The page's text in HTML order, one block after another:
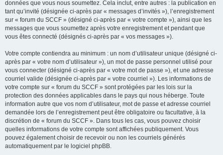
données que vous nous soumettez. Cela inclut, entre autres : la publication en
tant qu’invité (désignée ci-après par « messages d’invités »), l’enregistrement
sur « forum du SCCF » (désigné ci-après par « votre compte »), ainsi que les
messages que vous soumettez après votre enregistrement et pendant que
vous êtes connecté (désignés ci-après par « vos messages »).
Votre compte contiendra au minimum : un nom d’utilisateur unique (désigné ci-
après par « votre nom d’utilisateur »), un mot de passe personnel utilisé pour
vous connecter (désigné ci-après par « votre mot de passe »), et une adresse
courriel valide (désignée ci-après par « votre courriel »). Les informations de
votre compte sur « forum du SCCF » sont protégées par les lois sur la
protection des données applicables dans le pays qui nous héberge. Toute
information autre que vos nom d’utilisateur, mot de passe et adresse courriel
demandée lors de l’enregistrement peut être obligatoire ou facultative, à la
discrétion de « forum du SCCF ». Dans tous les cas, vous pouvez choisir
quelles informations de votre compte sont affichées publiquement. Vous
pouvez également choisir de recevoir ou non les courriels générés
automatiquement par le logiciel phpBB.